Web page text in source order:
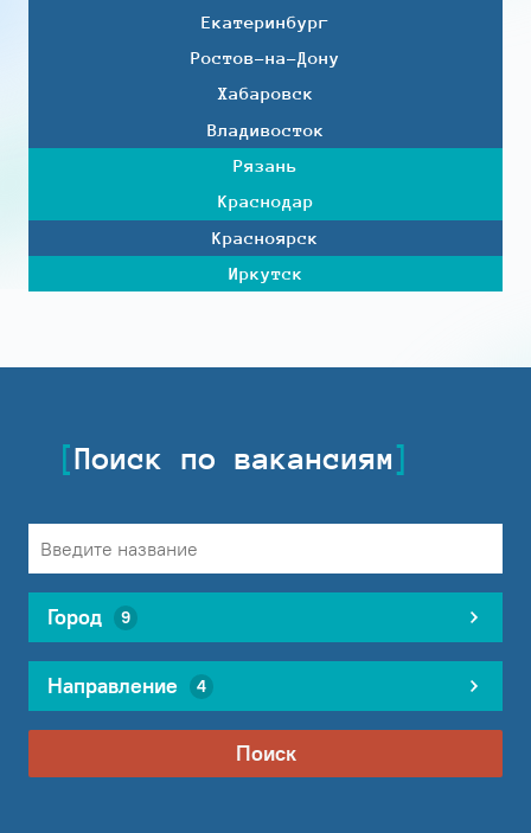
Екатеринбург
Ростов-на-Дону
Хабаровск
Владивосток
Рязань
Краснодар
Красноярск
Иркутск
Поиск по вакансиям
Город 9
Направление 4
Поиск